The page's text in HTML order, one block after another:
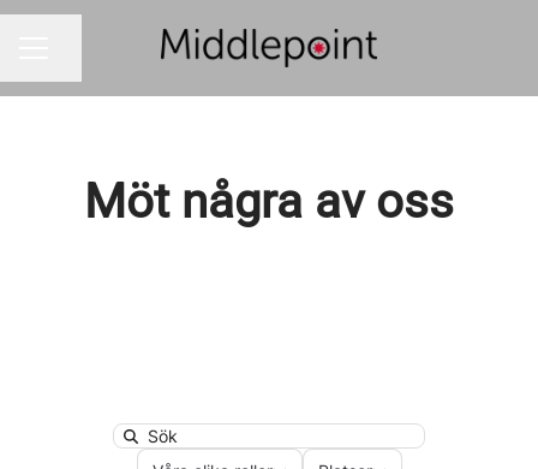
Möt några av oss
Search
Våra olika rollerPlatser